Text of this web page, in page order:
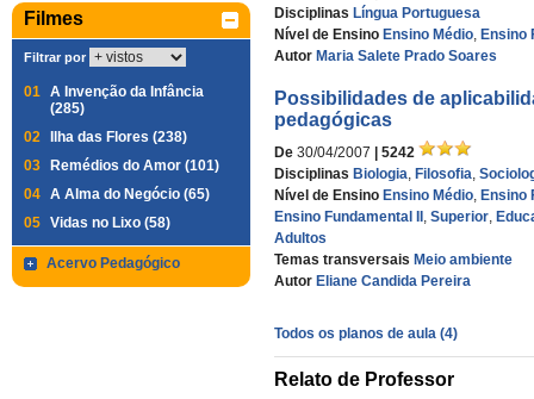
Filmes
Filtrar por
01 A Invenção da Infância
(285)
02
Ilha das Flores (238)
03
Remédios do Amor (101)
04 A Alma do Negócio (65)
05 Vidas no Lixo (58)
Acervo Pedagógico
Disciplinas Língua Portuguesa
Nível de Ensino Ensino Médio, Ensino
Autor Maria Salete Prado Soares
Possibilidades de
pedagógicas
De 30/04/2007
| 5242
Disciplinas Biologia, Filosofia,
Nível de Ensino Ensino Médio, Ensino
Ensino Fundamental II , Superior,
Adultos
Temas transversais Meio ambiente
Autor Eliane Candida Pereira
Todos os planos de aula (4)
Relato de Professor